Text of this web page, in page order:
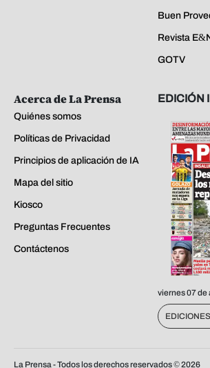
Buen
Revista
GOTV
Acerca de La Prensa
Quiénes somos
Políticas de Privacidad
Principios de aplicación de IA
Mapa del sitio
Kiosco
Preguntas Frecuentes
Contáctenos
EDICIÓN
viernes 07 de
La Prensa - Todos los derechos reservados ©2026